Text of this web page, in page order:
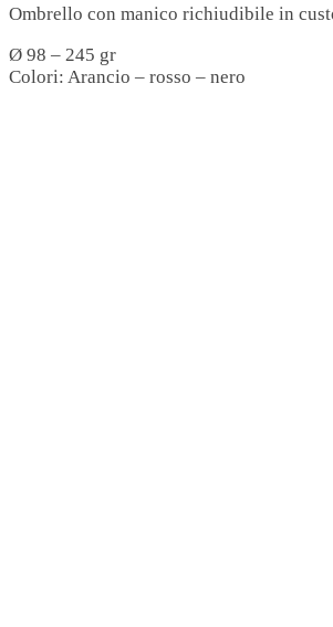
Ombrello con manico richiudibile in
Ø 98 – 245 gr
Colori: Arancio – rosso – nero